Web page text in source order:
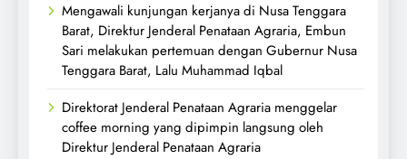
Mengawali kunjungan kerjanya di Nusa Tenggara
Barat, Direktur Jenderal Penataan Agraria, Embun
Sari melakukan pertemuan dengan Gubernur Nusa
Tenggara Barat, Lalu Muhammad Iqbal
Direktorat Jenderal Penataan Agraria menggelar
coffee morning yang dipimpin langsung oleh
Direktur Jenderal Penataan Agraria